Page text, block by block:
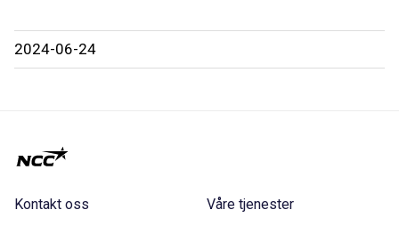
2024-06-24
Kontakt oss Våre tjenester